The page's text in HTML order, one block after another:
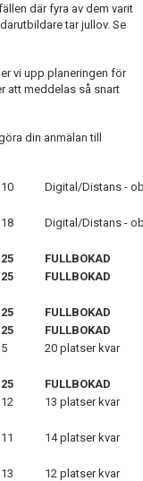
där fyra av dem varit
tar jullov. Se
vi upp planeringen för
att meddelas så snart
din anmälan till
10 Digital/Distans -
18 Digital/Distans -
25
FULLBOKAD
25 FULLBOKAD
25
FULLBOKAD
25
FULLBOKAD
5 20 platser kvar
25
FULLBOKAD
12 13 platser kvar
11 14 platser kvar
13
12 platser kvar